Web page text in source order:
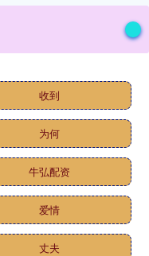
收到
为何
牛弘配资
爱情
丈夫